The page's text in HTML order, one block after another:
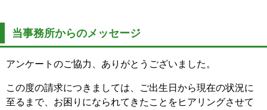
当事務所からのメッセージ
アンケートのご協力、ありがとうございました。
この度の請求につきましては、ご出生日から現在の状況に
至るまで、お困りになられてきたことをヒアリングさせて